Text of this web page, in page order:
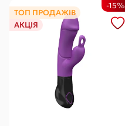
ТОП ПРОДАЖІВ
АКЦІЯ
-15%